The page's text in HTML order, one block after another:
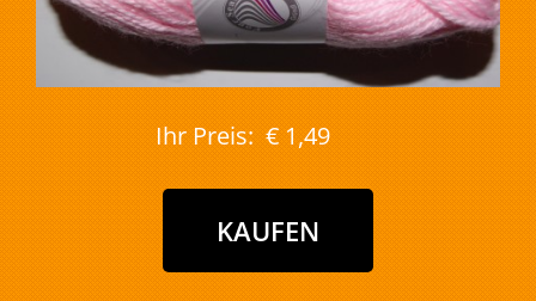
Ihr Preis: € 1,49